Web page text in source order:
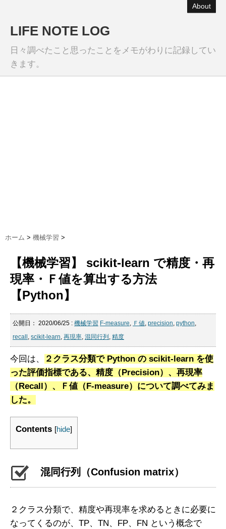
About
LIFE NOTE LOG
日々調べたこと思ったことをメモがわりに記録してい
きます。
ホーム > 機械学習 >
【機械学習】 scikit-learn で精度・再
現率・Ｆ値を算出する方法
【Python】
公開日： 2020/06/25 : 機械学習 F-measure, Ｆ値, precision, python,
recall , scikit-learn, 再現率, 混同行列 , 精度
今回は、
２クラス分類で Python の scikit-learn を使
った評価指標である、精度（Precision）、再現率
（Recall）、Ｆ値（F-measure）について調べてみま
した。
Contents [hide]
混同行列（Confusion matrix）
２クラス分類で、精度や再現率を求めるときに必要に
なってくるのが、TP、TN、FP、FN という概念で